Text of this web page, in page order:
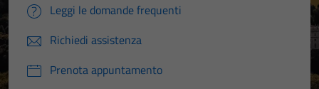
Leggi le domande frequenti
Richiedi assistenza
Prenota appuntamento